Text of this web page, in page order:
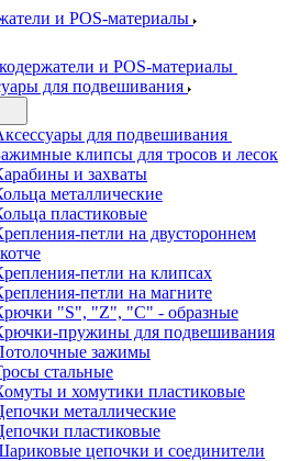
и POS-материалы
и POS-материалы
для подвешивания
для подвешивания
клипсы для тросов и лесок
и захваты
металлические
пластиковые
петли на двустороннем
петли на клипсах
петли на магните
"S", "Z", "C" - образные
пружины для подвешивания
зажимы
стальные
и хомутики пластиковые
металлические
пластиковые
цепочки и соединители